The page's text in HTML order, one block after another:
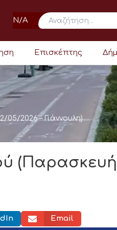
N/A
Επισκέπτης
2026 – Γιάννουλη)
Email